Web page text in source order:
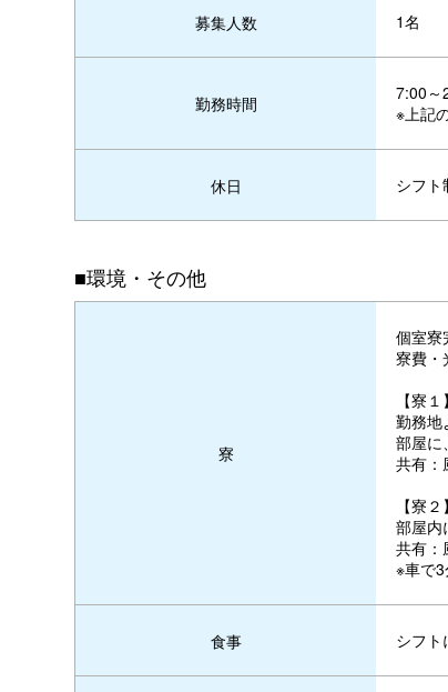
募集人数 1名
勤務時間
7:00～
※上記
休日 シフ
■環境・その他
寮
個室寮
寮費・
【寮１】
勤務地
部屋に
共有：
【寮
部屋内
共有：
※車で3
食事 シフト